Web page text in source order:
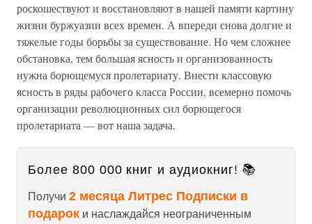
роскошествуют и восстановляют в нашей памяти картину
жизни буржуазии всех времен. А впереди снова долгие и
тяжелые годы борьбы за существование. Но чем сложнее
обстановка, тем большая ясность и организованность
нужна борющемуся пролетариату. Внести классовую
ясность в ряды рабочего класса России, всемерно помочь
организации революционных сил борющегося
пролетариата — вот наша задача.
Более 800 000 книг и аудиокниг! 📚
Получи 2 месяца Литрес Подписки в
подарок и наслаждайся неограниченным